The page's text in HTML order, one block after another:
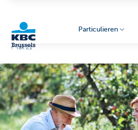
Particulieren
Tak 21